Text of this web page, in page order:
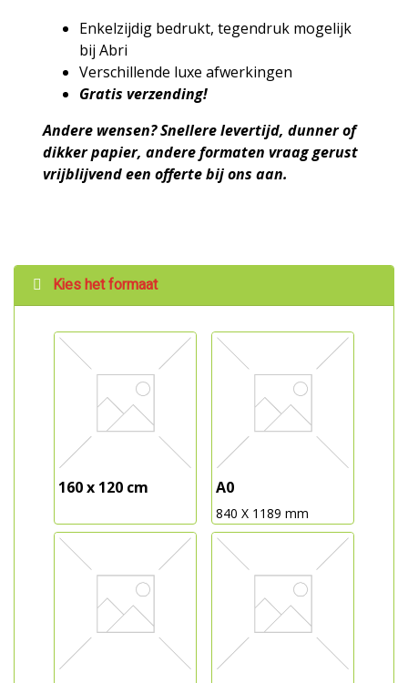
Enkelzijdig bedrukt, tegendruk mogelijk
bij Abri
Verschillende luxe afwerkingen
Gratis verzending!
Andere wensen?Snellere levertijd, dunner of
dikker papier, andere formaten vraag gerust
vrijblijvend een offerte bij ons aan.
Kies het formaat
160 x 120 cm A0
840 X 1189 mm